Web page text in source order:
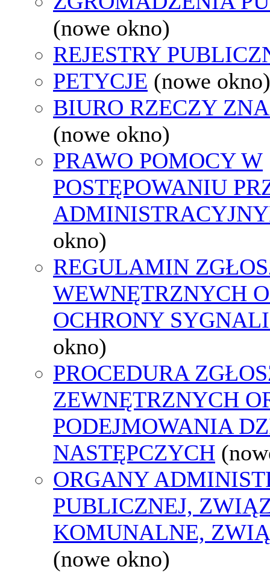
(nowe okno)
REJESTRY
PETYCJE (nowe okno)
BIURO RZECZY
(nowe okno)
PRAWO POMOCY W
POSTĘPOWANIU
okno)
REGULAMIN
WEWNĘTRZNYCH
OCHRONY
okno)
PROCEDURA
ZEWNĘTRZNYCH
PODEJMOWANIA
NASTĘPCZYCH
ORGANY
PUBLICZNEJ,
KOMUNALNE,
(nowe okno)